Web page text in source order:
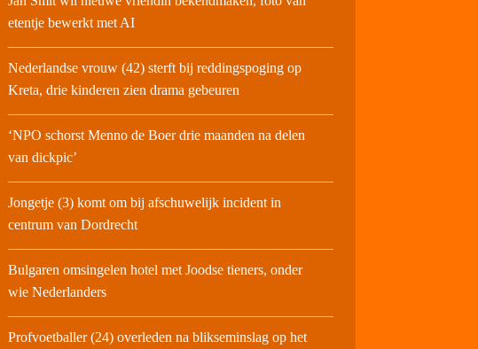
etentje bewerkt met AI
Nederlandse vrouw (42) sterft bij reddingspoging op
Kreta, drie kinderen zien drama gebeuren
‘NPO schorst Menno de Boer drie maanden na delen
van dickpic’
Jongetje (3) komt om bij afschuwelijk incident in
centrum van Dordrecht
Bulgaren omsingelen hotel met Joodse tieners, onder
wie Nederlanders
Profvoetballer (24) overleden na blikseminslag op het